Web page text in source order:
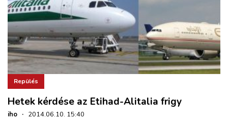
Repülés
Hetek kérdése az Etihad-Alitalia frigy
iho · 2014.06.10. 15:40